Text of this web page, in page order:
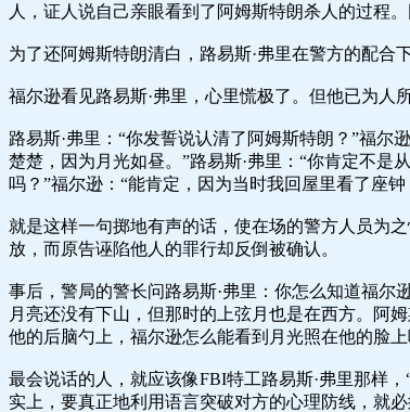
人，证人说自己亲眼看到了阿姆斯特朗杀人的过程
为了还阿姆斯特朗清白，路易斯·弗里在警方的配合
福尔逊看见路易斯·弗里，心里慌极了。但他已为人
路易斯·弗里：“你发誓说认清了阿姆斯特朗？”福尔
楚楚，因为月光如昼。”路易斯·弗里：“你肯定不是
吗？”福尔逊：“能肯定，因为当时我回屋里看了座
就是这样一句掷地有声的话，使在场的警方人员为
放，而原告诬陷他人的罪行却反倒被确认。
事后，警局的警长问路易斯·弗里：你怎么知道福尔
月亮还没有下山，但那时的上弦月也是在西方。阿
他的后脑勺上，福尔逊怎么能看到月光照在他的脸
最会说话的人，就应该像FBI特工路易斯·弗里那样
实上，要真正地利用语言突破对方的心理防线，就